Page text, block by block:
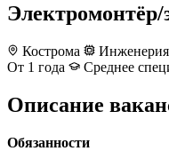
Кострома
От 1 года
Среднее
Описание
Обязанности